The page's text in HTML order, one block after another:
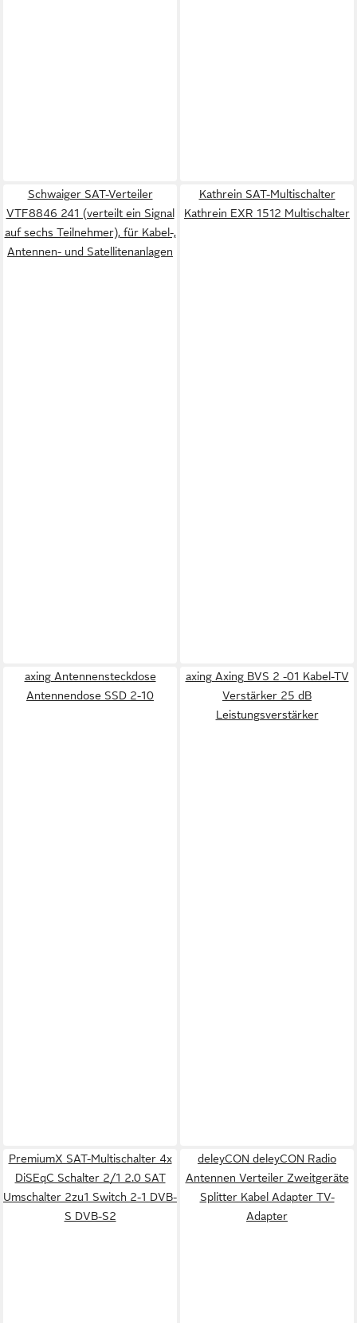
Schwaiger SAT-Verteiler
VTF8846 241 (verteilt ein Signal
auf sechs Teilnehmer), für Kabel-,
Antennen- und Satellitenanlagen
Kathrein SAT-Multischalter
Kathrein EXR 1512 Multischalter
axing Antennensteckdose
Antennendose SSD 2-10
axing Axing BVS 2 -01 Kabel-TV
Verstärker 25 dB
Leistungsverstärker
PremiumX SAT-Multischalter 4x
DiSEqC Schalter 2/1 2.0 SAT
Umschalter 2zu1 Switch 2-1 DVB-
S DVB-S2
deleyCON deleyCON Radio
Antennen Verteiler Zweitgeräte
Splitter Kabel Adapter TV-
Adapter